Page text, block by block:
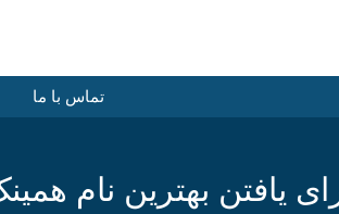
تماس با ما